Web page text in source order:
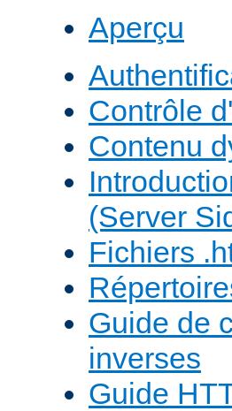
Aperçu
Contrôle
Contenu
(Server
Fichiers
Guide de
inverses
Guide